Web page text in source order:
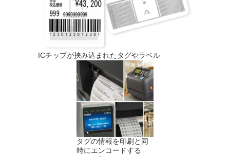
ICチップが挟み込まれたタグやラベル
タグの情報を印刷と同
時にエンコードする